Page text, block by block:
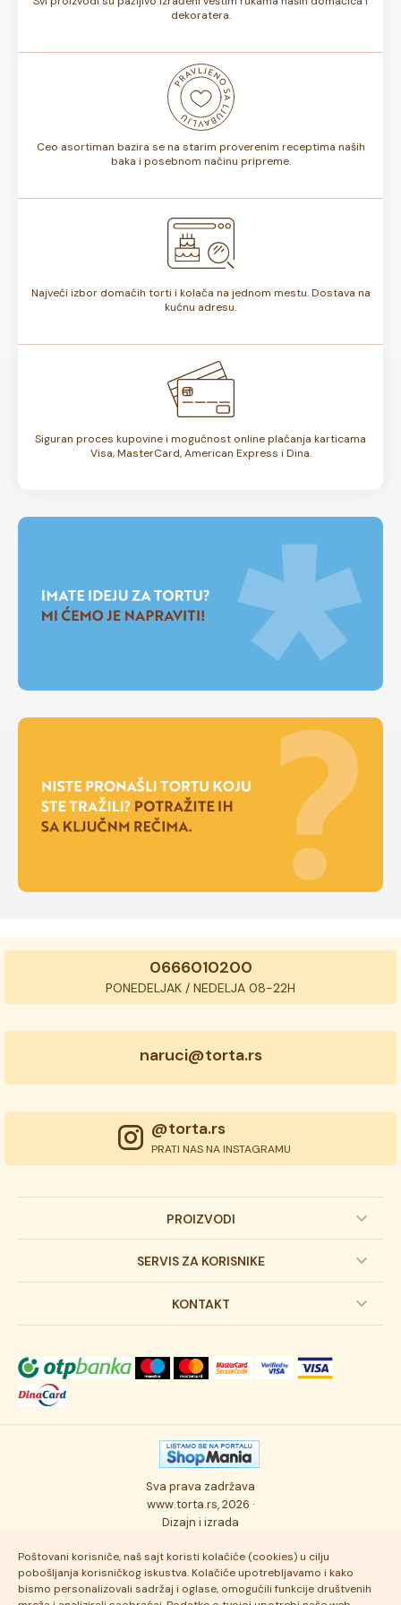
dekoratera.
Ceo asortiman bazira se na starim proverenim receptima naših
baka i posebnom načinu pripreme.
Najveći izbor domaćih torti i kolača na jednom mestu. Dostava na
kućnu adresu.
Siguran proces kupovine i mogućnost online plaćanja karticama
Visa, MasterCard, American Express i Dina.
Poštovani korisniče, naš sajt koristi kolačiće (cookies) u cilju
pobošljanja korisničkog iskustva. Kolačiće upotrebljavamo i kako
bismo personalizovali sadržaj i oglase, omogućili funkcije društvenih
0666010200
PONEDELJAK / NEDELJA 08-22H
naruci@torta.rs
@torta.rs
PRATI NAS NA INSTAGRAMU
PROIZVODI
Dečije torte
Svadbene torte
Torta klasici
Osmisli tortu
Ukusi torti
SERVIS ZA KORISNIKE
Prijava na newsletter
Dostava robe
Autorska prava
Politika privatnosti
Najčešće postavljana pitanja
KONTAKT
Novosti
Posao
Kontakt
Sva prava zadržava
www.torta.rs, 2026 ·
Dizajn i izrada